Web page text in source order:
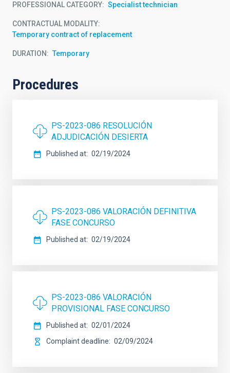
PROFESSIONAL CATEGORY Specialist technician
CONTRACTUAL MODALITY
Temporary contract of replacement
DURATION Temporary
Procedures
PS-2023-086 RESOLUCIÓN
ADJUDICACIÓN DESIERTA
Published at 02/19/2024
PS-2023-086 VALORACIÓN DEFINITIVA
FASE CONCURSO
Published at 02/19/2024
PS-2023-086 VALORACIÓN
PROVISIONAL FASE CONCURSO
Published at
02/01/2024
Complaint deadline
02/09/2024